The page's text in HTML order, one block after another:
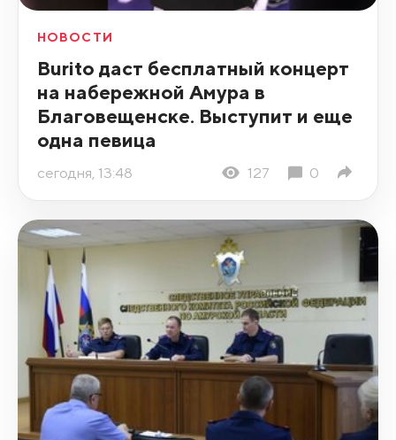
НОВОСТИ
Burito даст бесплатный концерт
на набережной Амура в
Благовещенске. Выступит и еще
одна певица
сегодня, 13:48 127 0